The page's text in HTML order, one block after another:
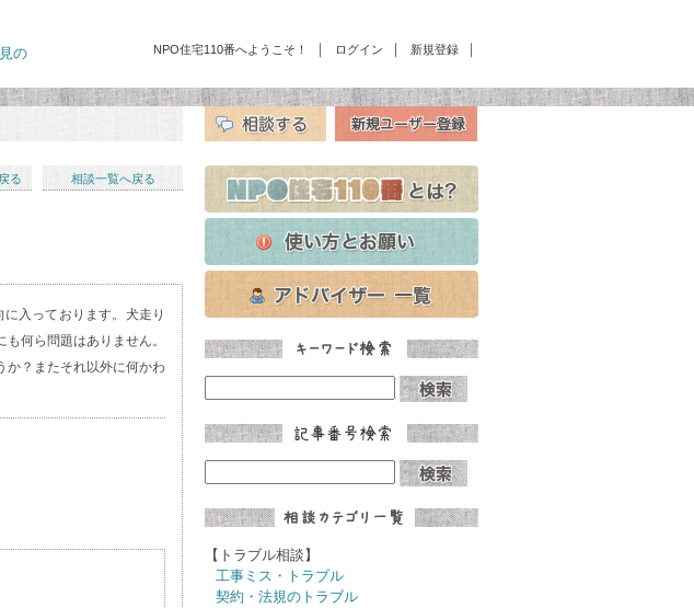
NPO住宅110番へようこそ！ ｜ ログイン ｜ 新規登録 ｜
の
相談一覧へ戻る
る
入っております。犬走り
何ら問題はありません。
か？またそれ以外に何かわ
【トラブル相談】
工事ミス・トラブル
契約・法規のトラブル